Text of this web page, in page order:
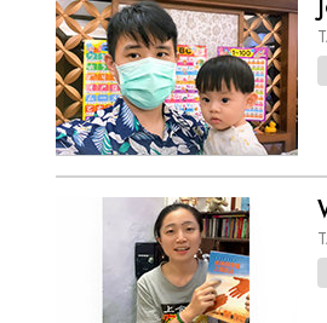
Wat is Grootheid?